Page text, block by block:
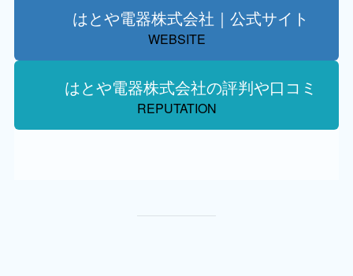
はとや電器株式会社｜公式サイト
WEBSITE
はとや電器株式会社の評判や口コミ
REPUTATION